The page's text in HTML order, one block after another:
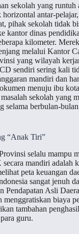
sekolah yang runtuh
antar-pelajar,
pihak sekolah tidak
kantor dinas
kilometer.
melalui Kantor
yang wilayah
sendiri sering kali
mandiri dan
menuju ibu
sekolah yang
selama berbulan-
“Anak Tiri”
selalu mampu
mandiri adalah
peta keuangan
sangat jenuh
Pendapatan Asli
biaya
tambahan
guru.